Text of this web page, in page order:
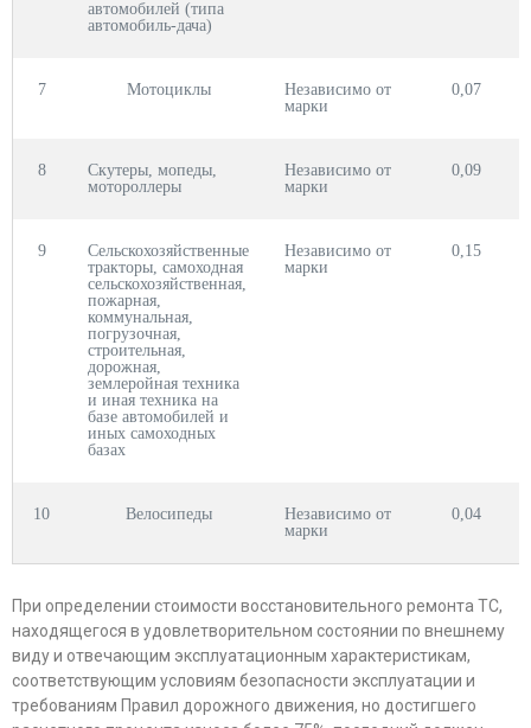
автомобилей (типа
автомобиль-дача)
7 Мотоциклы
Независимо от
марки
0,07
8
Скутеры, мопеды,
мотороллеры
Независимо от
марки
0,09
9
Сельскохозяйственные
тракторы, самоходная
сельскохозяйственная,
пожарная,
коммунальная,
погрузочная,
строительная,
дорожная,
землеройная техника
и иная техника на
базе автомобилей и
иных самоходных
базах
Независимо от
марки
0,15
10 Велосипеды
Независимо от
марки
0,04
При определении стоимости восстановительного ремонта ТС,
находящегося в удовлетворительном состоянии по внешнему
виду и отвечающим эксплуатационным характеристикам,
соответствующим условиям безопасности эксплуатации и
требованиям Правил дорожного движения, но достигшего